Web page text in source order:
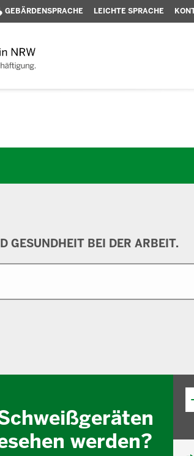
GEBÄRDENSPRACHE LEICHTE SPRACHE
GESUNDHEIT BEI DER ARBEIT.
werden?